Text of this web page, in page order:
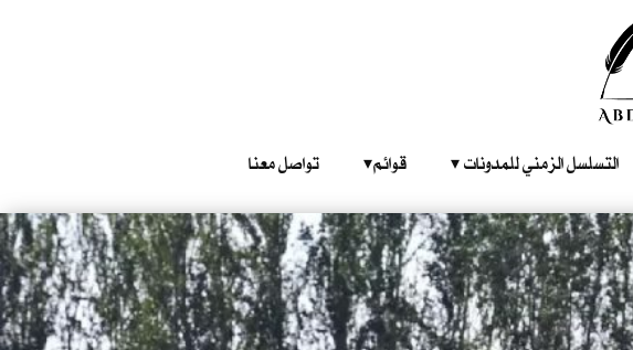
التسلسل الزمني للمدونات‎ ‎ ‎ ‎ ‎ قوائم‎ ‎ ‎ ‎ تواصل معنا